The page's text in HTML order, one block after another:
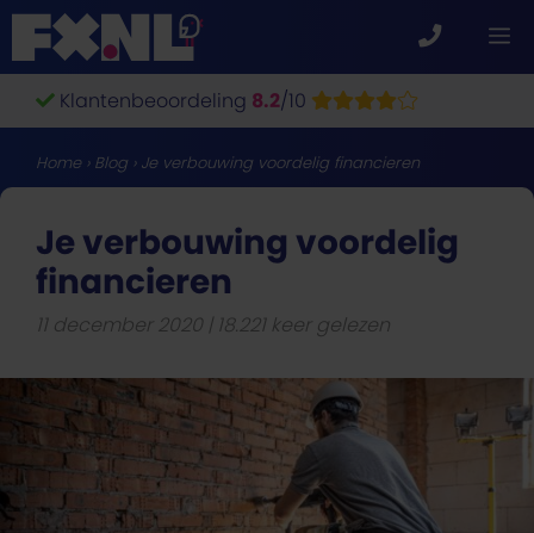
Ga
naar
de
inhoudKlantenbeoordeling 8.2/10
Home› Blog › Je verbouwing voordelig financieren
Je verbouwing voordelig
financieren
11 december 2020 18.221 keer gelezen